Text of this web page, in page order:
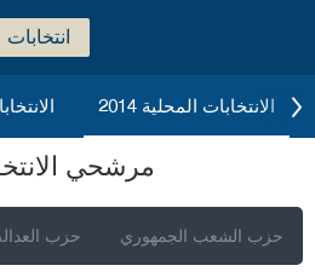
انتخابات
الانتخابات المحلية 2014
مرشحي
حزب حزب الشعب الجمهوري